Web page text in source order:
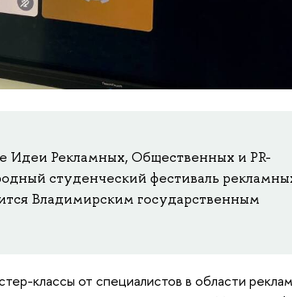
Идеи Рекламных, Общественных и PR-
студенческий фестиваль
Владимирским государственным
классы от специалистов в области